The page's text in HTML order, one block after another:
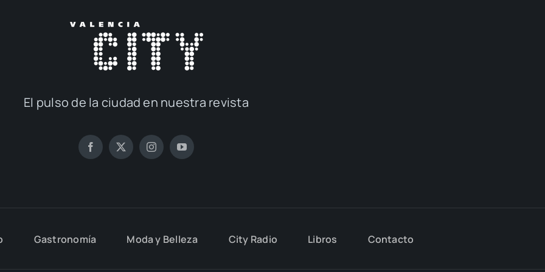
El pul­so de la ciu­dad en nues­tra revis­ta
Gas­tro­no­mía Moda y Belle­za City Radio Libros Con­tac­to